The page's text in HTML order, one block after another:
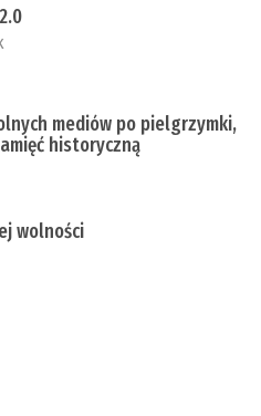
mediów po pielgrzymki,
historyczną
wolności